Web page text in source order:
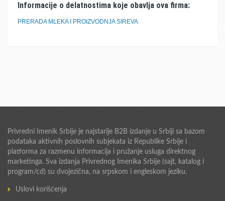
Informacije o delatnostima koje obavlja ova firma:
PRERADA MLEKA I PROIZVODNJA SIREVA
Privredni Imenik Srbije je najstarije B2B izdanje u Srbiji sa bazom
podataka aktivnih poslovnih subjekata iz Republike Srbije i
platforma za razmenu informacija i pružanje usluga direktnog
marketinga. Sva izdanja Privrednog Imenika Srbije (sajt, katalog i
program/cd) su dvojezična, na srpskom i engleskom jeziku.
Uslovi korišćenja